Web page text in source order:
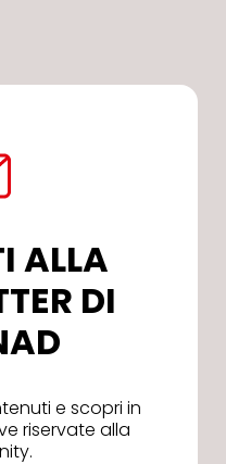
ALLA
DI
e scopri in
riservate alla